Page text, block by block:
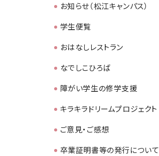
お知らせ（松江キャンパス）
学生便覧
おはなしレストラン
なでしこひろば
障がい学生の修学支援
キラキラドリームプロジェクト
ご意見・ご感想
卒業証明書等の発行について